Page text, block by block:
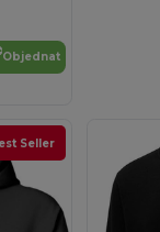
Objednat
Seller